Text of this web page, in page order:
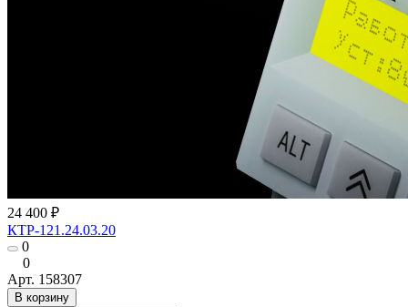
24 400 ₽
КТР-121.24.03.20
0
0
Арт. 158307
В корзину